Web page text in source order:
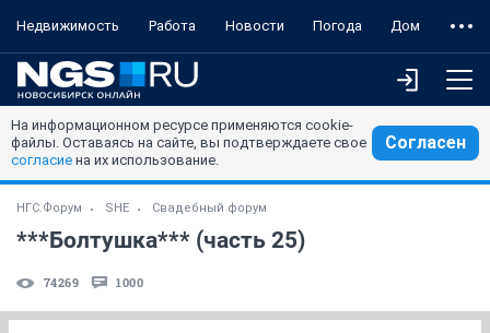
Недвижимость Работа Новости Погода Дом
На информационном ресурсе применяются cookie-
файлы. Оставаясь на сайте, вы подтверждаете свое
согласие на их использование.
Согласен
НГС.Форум SHE Свадебный форум
***Болтушка*** (часть 25)
74269 1000